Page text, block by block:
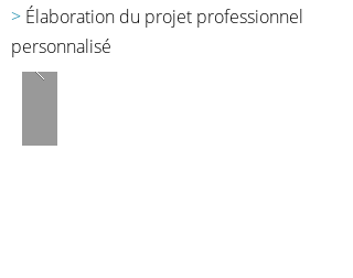
> Élaboration du projet professionnel
personnalisé